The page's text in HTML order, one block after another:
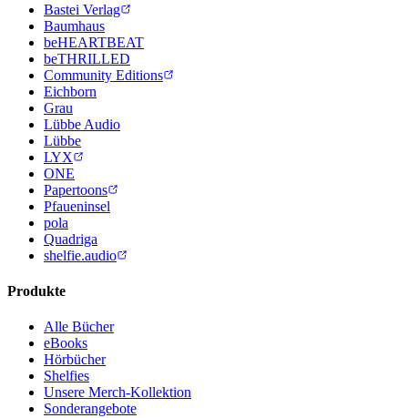
Bastei Verlag
Baumhaus
beHEARTBEAT
beTHRILLED
Community Editions
Eichborn
Grau
Lübbe Audio
Lübbe
LYX
ONE
Papertoons
Pfaueninsel
pola
Quadriga
shelfie.audio
Produkte
Alle Bücher
eBooks
Hörbücher
Shelfies
Unsere Merch-Kollektion
Sonderangebote